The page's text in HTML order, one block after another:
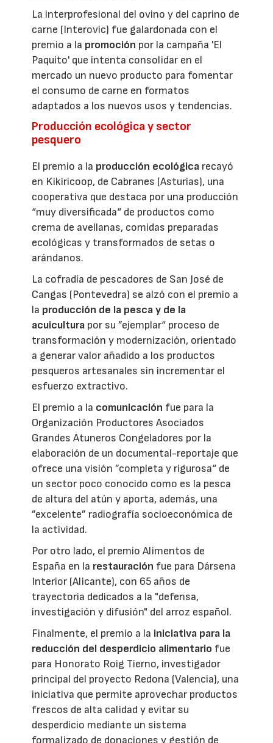
La interprofesional del ovino y del caprino de
carne (Interovic) fue galardonada con el
premio a la promoción por la campaña 'El
Paquito' que intenta consolidar en el
mercado un nuevo producto para fomentar
el consumo de carne en formatos
adaptados a los nuevos usos y tendencias.
Producción ecológica y sector
pesquero
El premio a la producción ecológica recayó
en Kikiricoop, de Cabranes (Asturias), una
cooperativa que destaca por una producción
“muy diversificada“ de productos como
crema de avellanas, comidas preparadas
ecológicas y transformados de setas o
arándanos.
La cofradía de pescadores de San José de
Cangas (Pontevedra) se alzó con el premio a
la producción de la pesca y de la
acuicultura por su ”ejemplar“ proceso de
transformación y modernización, orientado
a generar valor añadido a los productos
pesqueros artesanales sin incrementar el
esfuerzo extractivo.
El premio a la comunicación fue para la
Organización Productores Asociados
Grandes Atuneros Congeladores por la
elaboración de un documental-reportaje que
ofrece una visión ”completa y rigurosa“ de
un sector poco conocido como es la pesca
de altura del atún y aporta, además, una
”excelente” radiografía socioeconómica de
la actividad.
Por otro lado, el premio Alimentos de
España en la restauración fue para Dársena
Interior (Alicante), con 65 años de
trayectoria dedicados a la "defensa,
investigación y difusión" del arroz español.
Finalmente, el premio a la iniciativa para la
reducción del desperdicio alimentario fue
para Honorato Roig Tierno, investigador
principal del proyecto Redona (Valencia), una
iniciativa que permite aprovechar productos
frescos de alta calidad y evitar su
desperdicio mediante un sistema
formalizado de donaciones y gestión de